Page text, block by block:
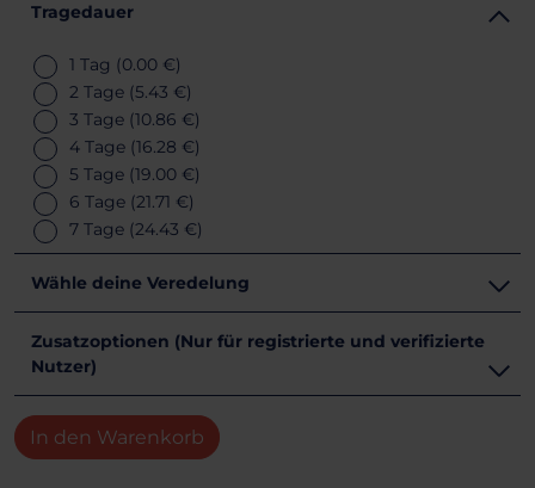
Tragedauer
1 Tag (0.00 €)
2 Tage (5.43 €)
3 Tage (10.86 €)
4 Tage (16.28 €)
5 Tage (19.00 €)
6 Tage (21.71 €)
7 Tage (24.43 €)
Wähle deine Veredelung
Zusatzoptionen (Nur für registrierte und verifizierte
Nutzer)
In den Warenkorb